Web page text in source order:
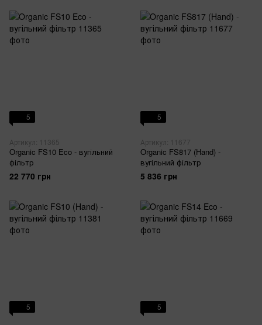
5
Артикул: 11365
Organic FS10 Eco - вугільний
фільтр
22 770 грн
5
Артикул: 11677
Organic FS817 (Hand) -
вугільний фільтр
5 836 грн
5 5